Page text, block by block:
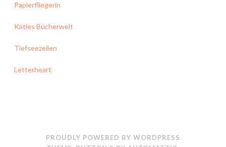
Papierfliegerin
Katies Bücherwelt
Tiefseezeilen
Letterheart
PROUDLY POWERED BY WORDPRESS